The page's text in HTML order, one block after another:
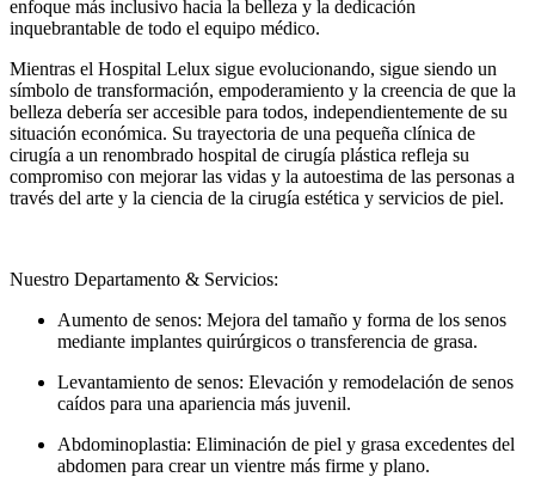
enfoque más inclusivo hacia la belleza y la dedicación
inquebrantable de todo el equipo médico.
Mientras el Hospital Lelux sigue evolucionando, sigue siendo un
símbolo de transformación, empoderamiento y la creencia de que la
belleza debería ser accesible para todos, independientemente de su
situación económica. Su trayectoria de una pequeña clínica de
cirugía a un renombrado hospital de cirugía plástica refleja su
compromiso con mejorar las vidas y la autoestima de las personas a
través del arte y la ciencia de la cirugía estética y servicios de piel.
Nuestro Departamento & Servicios:
Aumento de senos: Mejora del tamaño y forma de los senos
mediante implantes quirúrgicos o transferencia de grasa.
Levantamiento de senos: Elevación y remodelación de senos
caídos para una apariencia más juvenil.
Abdominoplastia: Eliminación de piel y grasa excedentes del
abdomen para crear un vientre más firme y plano.